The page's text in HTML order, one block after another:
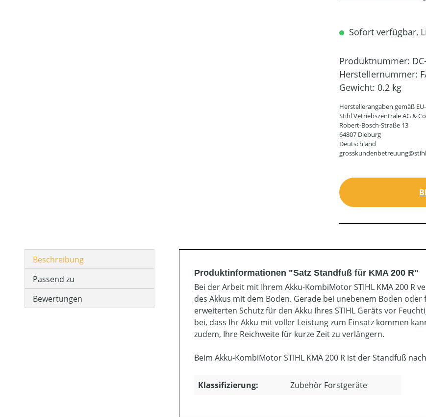
Sofort verfügbar,
Produktnummer:
Herstellernummer:
Gewicht: 0.2 kg
Herstellerangaben gemäß
Stihl Vetriebszentrale AG &
Robert-Bosch-Straße 13
64807 Dieburg
Deutschland
Beschreibung
Passend zu
Bewertungen
Produktinformationen "Satz Standfuß für KMA 200 R"
Bei der Arbeit mit Ihrem Akku-KombiMotor STIHL KMA 200 R
des Akkus mit dem Boden. Gerade bei unebenem Boden
erweiterten Schutz für den Akku Ihres STIHL Geräts vor
bei, dass Ihr Akku mit voller Leistung zum Einsatz kommen
zudem, Ihre Reichweite für kurze Zeit zu verlängern.
Beim Akku-KombiMotor STIHL KMA 200 R ist der Standfuß
Klassifizierung: Zubehör Forstgeräte